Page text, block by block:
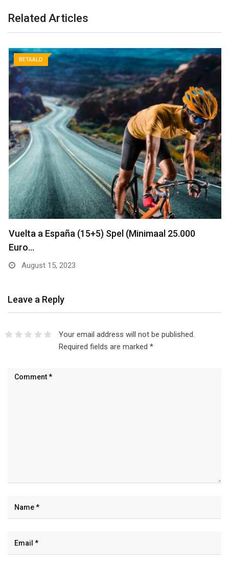
Related Articles
BETAALD
Vuelta a España (15+5) Spel (Minimaal 25.000
Euro…
August 15, 2023
Leave a Reply
Your email address will not be published.
Required fields are marked *